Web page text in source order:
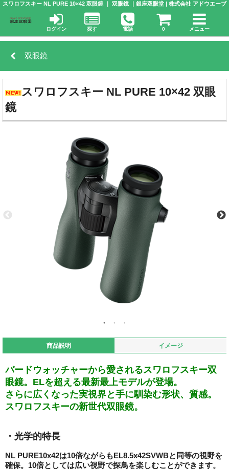
双眼鏡
スワロフスキー NL PURE 10×42 双眼
鏡
商品説明 イメージ
バードウォッチャーから愛されるスワロフスキー双
眼鏡。ELを超える最新最上モデルが登場。
さらに広くなった実視界と手に馴染む形状、質感。
スワロフスキーの新世代双眼鏡。
・光学的特長
NL PURE10x42は10倍ながらもEL8.5x42SVWBと同等の視野を
確保。 10倍としては広い視野で探鳥を楽しむことができます。
スワロフスキー NL PURE 10×42 双眼鏡 ｜ 双眼鏡 ｜銀座双眼堂 | 株式会社 アドウエーブ
ログイン 探す 電話 0 メニュー